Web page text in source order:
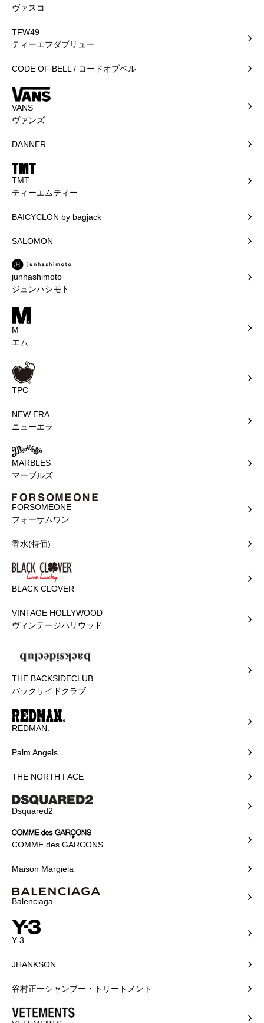
ヴァスコ
TFW49
ティーエフダブリュー
CODE OF BELL / コードオブベル
VANS
ヴァンズ
DANNER
TMT
ティーエムティー
BAICYCLON by bagjack
SALOMON
junhashimoto
ジュンハシモト
M
エム
TPC
NEW ERA
ニューエラ
MARBLES
マーブルズ
FORSOMEONE
フォーサムワン
香水(特価)
BLACK CLOVER
VINTAGE HOLLYWOOD
ヴィンテージハリウッド
THE BACKSIDECLUB.
バックサイドクラブ
REDMAN.
Palm Angels
THE NORTH FACE
Dsquared2
COMME des GARCONS
Maison Margiela
Balenciaga
Y-3
JHANKSON
谷村正一シャンプー・トリートメント